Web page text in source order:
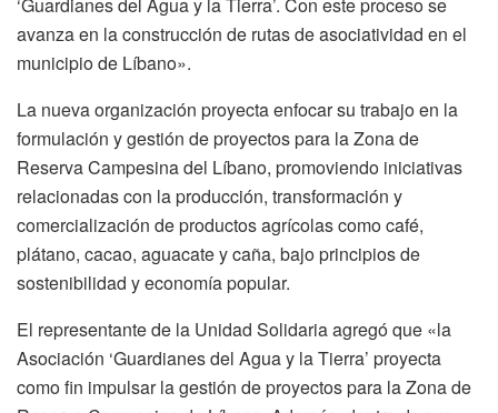
avanza en la construcción de rutas de asociatividad en el
municipio de Líbano».
La nueva organización proyecta enfocar su trabajo en la
formulación y gestión de proyectos para la Zona de
Reserva Campesina del Líbano, promoviendo iniciativas
relacionadas con la producción, transformación y
comercialización de productos agrícolas como café,
plátano, cacao, aguacate y caña, bajo principios de
sostenibilidad y economía popular.
El representante de la Unidad Solidaria agregó que «la
Asociación ‘Guardianes del Agua y la Tierra’ proyecta
como fin impulsar la gestión de proyectos para la Zona de